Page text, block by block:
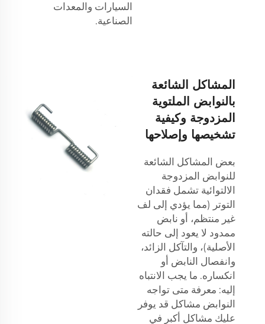
السيارات والمعدات
الصناعية.
المشاكل الشائعة
بالنوابض الملتوية
المزدوجة وكيفية
تشخيصها وإصلاحها
بعض المشاكل الشائعة
للنوابض المزدوجة
الالتوائية تشمل فقدان
التوتر (مما يؤدي إلى لف
غير منتظم، أو نابض
ممدود لا يعود إلى حالته
الأصلية)، والتآكل الزائد،
وانفصال النابض أو
انكساره. ما يجب الانتباه
إليه: معرفة متى تواجه
النوابض مشاكل قد يوفر
عليك مشاكل أكبر في